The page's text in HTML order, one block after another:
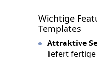
Wichtige
Templates
Attraktive
liefert fertige